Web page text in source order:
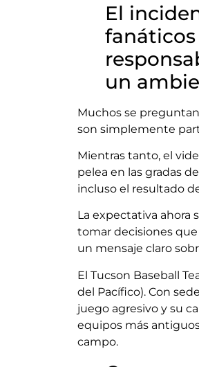
El
fanáticos
un
Muchos se
son simplemente
Mientras tanto, el
pelea en las gradas
incluso el resultado
La expectativa ahora
tomar decisiones
un mensaje claro
El Tucson Baseball
del Pacífico). Con
juego agresivo y su
equipos más
campo.